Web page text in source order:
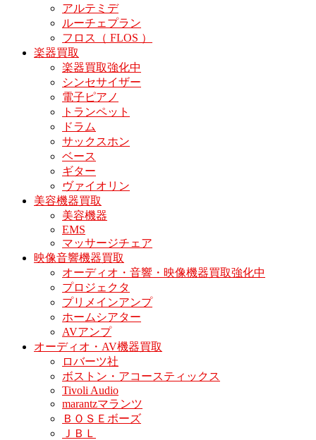
アルテミデ
ルーチェプラン
フロス（ FLOS ）
楽器買取
楽器買取強化中
シンセサイザー
電子ピアノ
トランペット
ドラム
サックスホン
ベース
ギター
ヴァイオリン
美容機器買取
美容機器
EMS
マッサージチェア
映像音響機器買取
オーディオ・音響・映像機器買取強化中
プロジェクタ
プリメインアンプ
ホームシアター
AVアンプ
オーディオ・AV機器買取
ロバーツ社
ボストン・アコースティックス
Tivoli Audio
marantzマランツ
ＢＯＳＥボーズ
ＪＢＬ